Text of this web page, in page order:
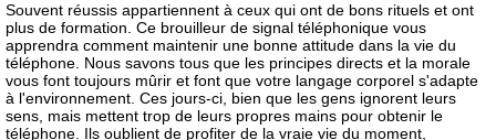
Souvent réussis appartiennent à ceux qui ont de bons rituels et ont
plus de formation. Ce brouilleur de signal téléphonique vous
apprendra comment maintenir une bonne attitude dans la vie du
téléphone. Nous savons tous que les principes directs et la morale
vous font toujours mûrir et font que votre langage corporel s'adapte
à l'environnement. Ces jours-ci, bien que les gens ignorent leurs
sens, mais mettent trop de leurs propres mains pour obtenir le
téléphone. Ils oublient de profiter de la vraie vie du moment,